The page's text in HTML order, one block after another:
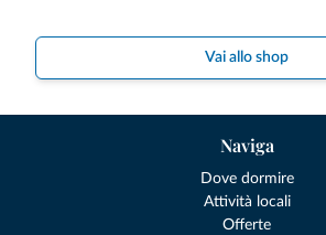
Vai allo shop
Naviga
Dove dormire
Attività locali
Offerte